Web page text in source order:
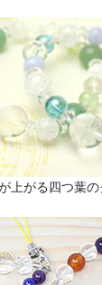
上がる四つ葉